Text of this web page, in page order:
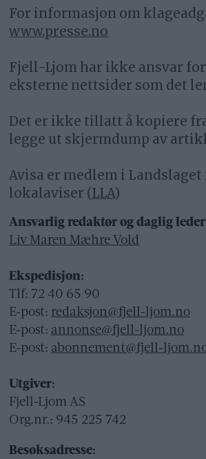
For informasjon om
www.presse.no
Fjell-Ljom har ikke ansvar
eksterne nettsider som det
Det er ikke tillatt å kopiere
legge ut skjermdump av
Avisa er medlem i
lokalaviser (LLA)
Ansvarlig redaktør og daglig
Liv Maren Mæhre Vold
Ekspedisjon:
Tlf: 72 40 65 90
E-post: redaksjon@fjell-ljom.no
E-post: annonse@fjell-ljom.no
E-post: abonnement@fjell-
Utgiver:
Fjell-Ljom AS
Org.nr.: 945 225 742
Besøksadresse: